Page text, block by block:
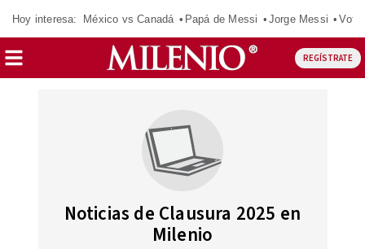
Hoy interesa: México vs Canadá Papá de Messi Jorge Messi
REGÍSTRATE
Noticias de Clausura 2025 en
Milenio